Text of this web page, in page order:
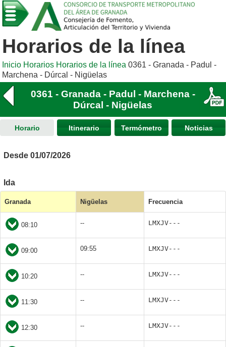
Horarios de la línea
Inicio Horarios Horarios de la línea 0361 - Granada - Padul -
Marchena - Dúrcal - Nigüelas
0361 - Granada - Padul - Marchena -
Dúrcal - Nigüelas
Horario Itinerario Termómetro Noticias
Desde 01/07/2026
Ida
Granada Nigüelas Frecuencia
08:10 -- LMXJV---
09:00 09:55 LMXJV---
10:20 -- LMXJV---
11:30 -- LMXJV---
12:30 -- LMXJV---